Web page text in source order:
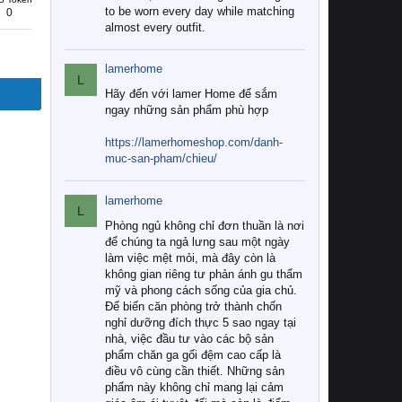
0
to be worn every day while matching
almost every outfit.
L
lamerhome
Hãy đến với lamer Home để sắm
ngay những sản phẩm phù hợp
https://lamerhomeshop.com/danh-
muc-san-pham/chieu/
L
lamerhome
Phòng ngủ không chỉ đơn thuần là nơi
để chúng ta ngả lưng sau một ngày
làm việc mệt mỏi, mà đây còn là
không gian riêng tư phản ánh gu thẩm
mỹ và phong cách sống của gia chủ.
Để biến căn phòng trở thành chốn
nghỉ dưỡng đích thực 5 sao ngay tại
nhà, việc đầu tư vào các bộ sản
phẩm chăn ga gối đệm cao cấp là
điều vô cùng cần thiết. Những sản
phẩm này không chỉ mang lại cảm